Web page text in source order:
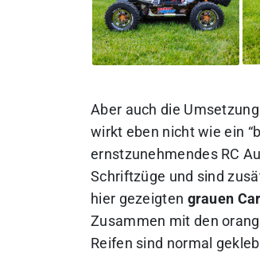
Aber auch die
wirkt eben nicht wie ein
ernstzunehmendes RC
Schriftzüge und sind
hier gezeigten grauen
Zusammen mit den
Reifen sind normal